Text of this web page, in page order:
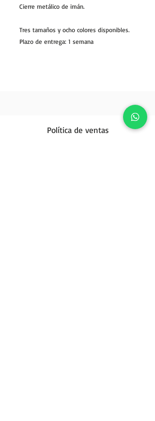
Cierre metálico de imán.
Tres tamaños y ocho colores disponibles.
Plazo de entrega: 1 semana
Política de ventas